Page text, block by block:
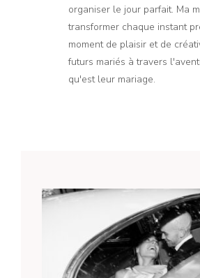
organiser le jour parfait. Ma
transformer chaque instant
moment de plaisir et de
futurs mariés à travers
qu'est leur mariage.